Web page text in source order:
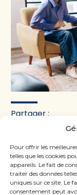
Pour offrir les
telles que les cookies
appareils. Le fait de
traiter des données
uniques sur ce site. Le
consentement peut
Partager :
FaceBook
Twitter